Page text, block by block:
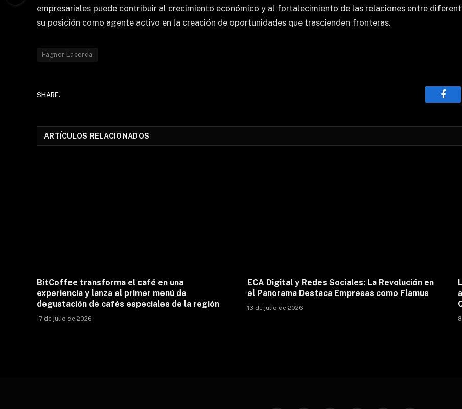
empresariales puede contribuir al crecimiento económico y al fortalecimiento de las relaciones entre
su posición como agente activo en la creación de oportunidades que trascienden fronteras.
Fagner Lacerda
SHARE.
ARTÍCULOS RELACIONADOS
BitCoffee transforma el café en una
experiencia y lanza el primer menú de
degustación de cafés especiales de la región
17 de julio de 2026
ECA Digital y Redes Sociales: La Revolución en
el Panorama Destaca Empresas como Flamus
13 de julio de 2026